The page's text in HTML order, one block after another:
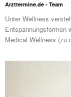
Arzttermine.de - Team -
Unter Wellness
Entspannungsformen
Medical Wellness (zu